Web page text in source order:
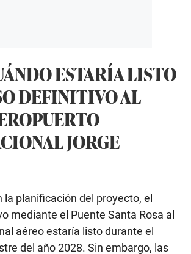
ESTARÍA LISTO
DEFINITIVO AL
JORGE
la planificación del proyecto, el
mediante el Puente Santa Rosa al
aéreo estaría listo durante el
del año 2028. Sin embargo, las